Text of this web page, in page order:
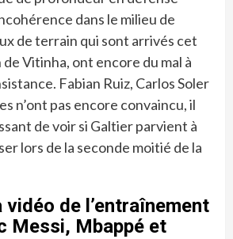
dans le milieu de
de terrain qui sont arrivés cet
de Vitinha, ont encore du mal à
Fabian Ruiz, Carlos Soler
n’ont pas encore convaincu, il
de voir si Galtier parvient à
lors de la seconde moitié de la
de l’entraînement
Messi, Mbappé et